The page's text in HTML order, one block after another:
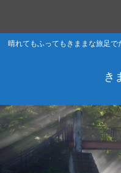
晴れてもふってもきままな旅足
き